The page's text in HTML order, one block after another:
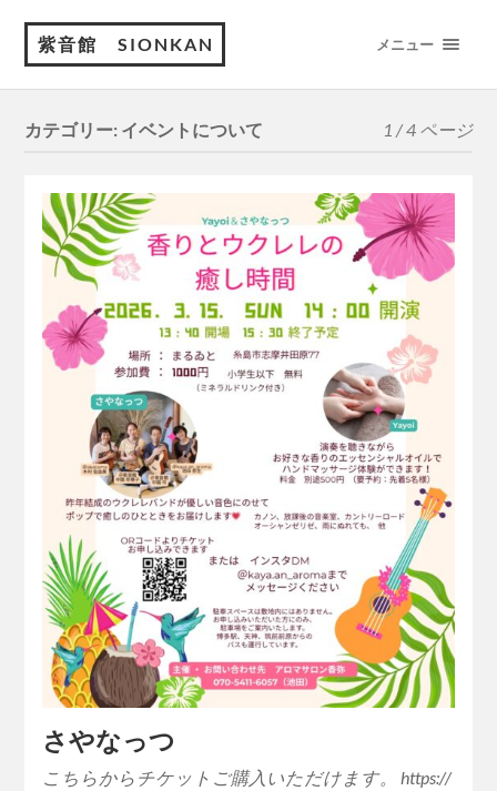
紫音館 SIONKAN メニュー
カテゴリー: イベントについて 1 / 4 ページ
さやなっつ
こちらからチケットご購入いただけます。 https://